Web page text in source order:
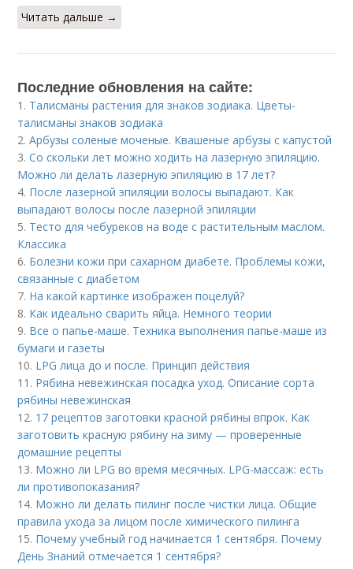
Читать дальше →
Последние обновления на сайте:
1. Талисманы растения для знаков зодиака. Цветы-
талисманы знаков зодиака
2.Арбузы соленые моченые. Квашеные арбузы с капустой
3.Со скольки лет можно ходить на лазерную эпиляцию.
Можно ли делать лазерную эпиляцию в 17 лет?
4. После лазерной эпиляции волосы выпадают. Как
выпадают волосы после лазерной эпиляции
5. Тесто для чебуреков на воде с растительным маслом.
Классика
6. Болезни кожи при сахарном диабете. Проблемы кожи,
связанные с диабетом
7. На какой картинке изображен поцелуй?
8. Как идеально сварить яйца. Немного теории
9. Все о папье-маше. Техника выполнения папье-маше из
бумаги и газеты
10. LPG лица до и после. Принцип действия
11. Рябина невежинская посадка уход. Описание сорта
рябины невежинская
12. 17 рецептов заготовки красной рябины впрок. Как
заготовить красную рябину на зиму — проверенные
домашние рецепты
13. Можно ли LPG во время месячных. LPG-массаж: есть
ли противопоказания?
14. Можно ли делать пилинг после чистки лица. Общие
правила ухода за лицом после химического пилинга
15. Почему учебный год начинается 1 сентября. Почему
День Знаний отмечается 1 сентября?